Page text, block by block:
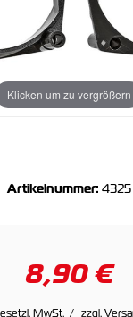
gefunden.
Klicken um zu vergrößern
Artikelnummer: 4325
8,90 €
MwSt. zzgl.